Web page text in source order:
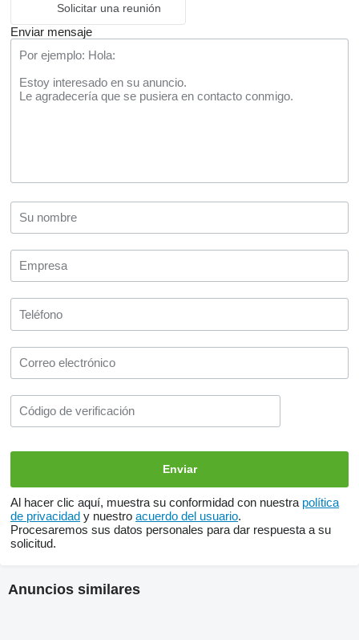
Solicitar una reunión
Enviar mensaje
Al hacer clic aquí, muestra su conformidad con nuestra política
de privacidad y nuestro acuerdo del usuario.
Procesaremos sus datos personales para dar respuesta a su
solicitud.
Anuncios similares